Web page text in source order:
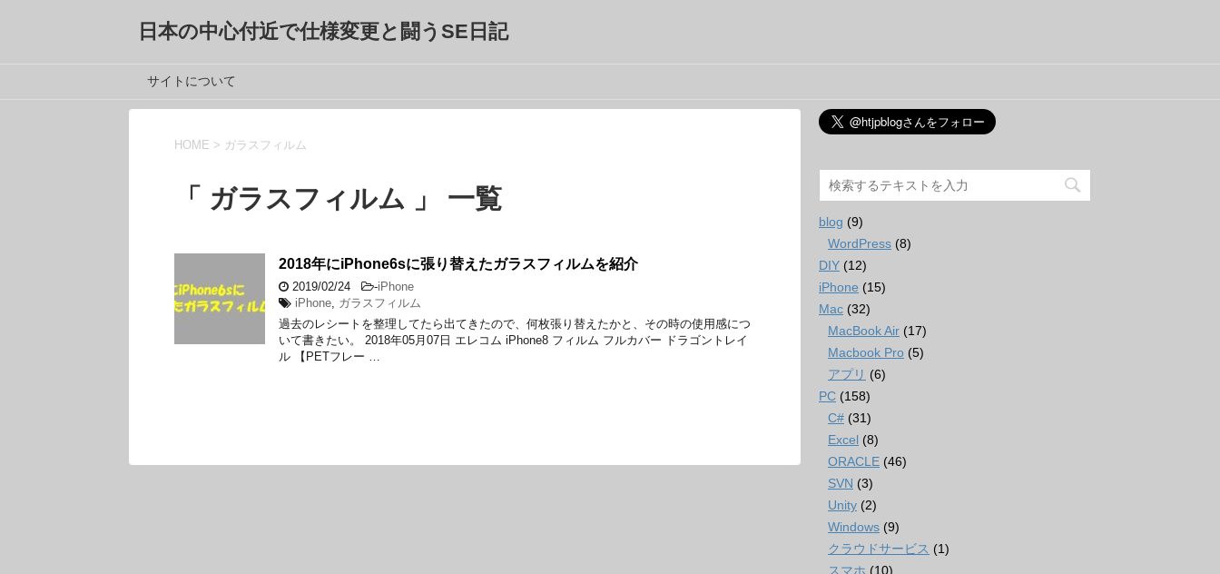
日本の中心付近で仕様変更と闘うSE日記
サイトについて
HOME > ガラスフィルム
「 ガラスフィルム 」 一覧
2018年にiPhone6sに張り替えたガラスフィルムを紹介
2019/02/24 -iPhone
iPhone, ガラスフィルム
過去のレシートを整理してたら出てきたので、何枚張り替えたかと、その時の使用感につ
いて書きたい。 2018年05月07日 エレコム iPhone8 フィルム フルカバー ドラゴントレイ
ル 【PETフレー …
blog (9)
WordPress (8)
DIY (12)
iPhone (15)
Mac (32)
MacBook Air (17)
Macbook Pro (5)
アプリ (6)
PC (158)
C# (31)
Excel (8)
ORACLE (46)
SVN (3)
Unity (2)
Windows (9)
クラウドサービス (1)
スマホ (10)